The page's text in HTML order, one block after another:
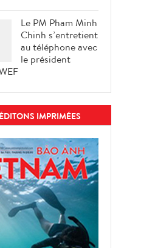
Le PM Pham Minh
Chinh s’entretient
au téléphone avec
le président
IMPRIMÉES